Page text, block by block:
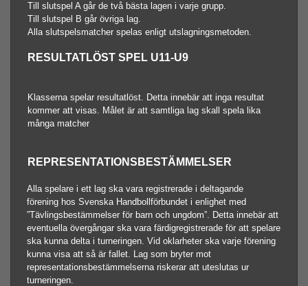
Till slutspel A går de två bästa lagen i varje grupp.
Till slutspel B går övriga lag.
Alla slutspelsmatcher spelas enligt utslagningsmetoden.
RESULTATLÖST SPEL U11-U9
Klasserna spelar resultatlöst. Detta innebär att inga resultat
kommer att visas. Målet är att samtliga lag skall spela lika
många matcher
REPRESENTATIONSBESTÄMMELSER
Alla spelare i ett lag ska vara registrerade i deltagande
förening hos Svenska Handbollförbundet i enlighet med
”Tävlingsbestämmelser för barn och ungdom”. Detta innebär att
eventuella övergångar ska vara färdigregistrerade för att spelare
ska kunna delta i turneringen. Vid oklarheter ska varje förening
kunna visa att så är fallet. Lag som bryter mot
representationsbestämmelserna riskerar att uteslutas ur
turneringen.